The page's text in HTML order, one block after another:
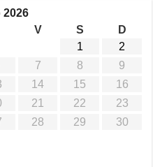
2026
V S
D
1
2
7 8
9
14 15
16
21 22
23
28 29
30